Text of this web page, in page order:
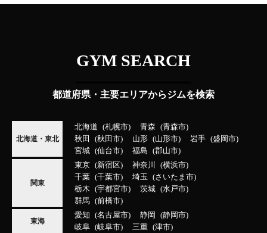
GYM SEARCH
都道府県・主要エリアからジムを検索
北海道・東北
北海道 札幌市 青森
青森市
秋田
秋田市 山形 山形市 岩手
盛岡市
宮城
仙台市 福島 郡山市
関東
東京 新宿区 神奈川
横浜市
千葉
千葉市 埼玉
さいたま市
栃木
宇都宮市 茨城
水戸市
群馬
前橋市
東海
愛知 名古屋市 静岡
静岡市
岐阜
岐阜市 三重 津市